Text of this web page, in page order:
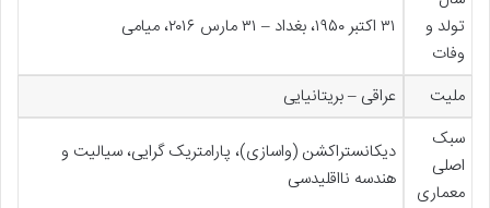
تولد و
وفات
۳۱ اکتبر ۱۹۵۰، بغداد – ۳۱ مارس ۲۰۱۶، میامی
ملیت
عراقی – بریتانیایی
سبک
اصلی
معماری
دیکانستراکشن (واسازی)، پارامتریک گرایی، سیالیت و
هندسه نااقلیدسی